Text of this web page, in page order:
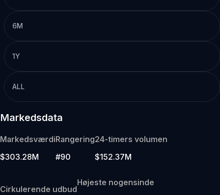
6M
1Y
ALL
Markedsdata
Markedsværdi
$303.28M
Rangering
#90
24-timers volumen
$152.37M
Cirkulerende udbud
Højeste nogensinde